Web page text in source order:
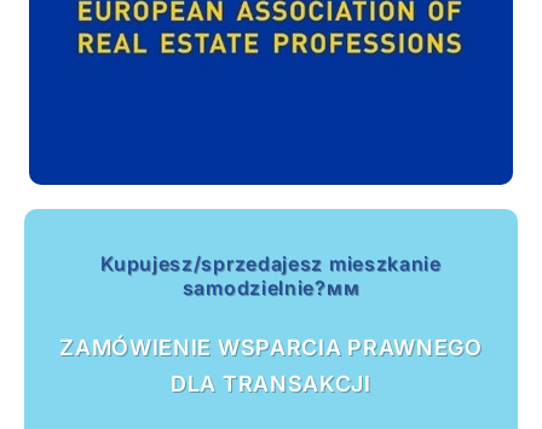
Kupujesz/sprzedajesz mieszkanie
samodzielnie?мм
ZAMÓWIENIE WSPARCIA PRAWNEGO
DLA TRANSAKCJI